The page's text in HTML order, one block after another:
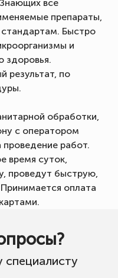
все
препараты,
Быстро
и
здоровья.
результат, по
обработки,
с оператором
проведение работ.
время суток,
проведут быструю,
оплата
специалисту